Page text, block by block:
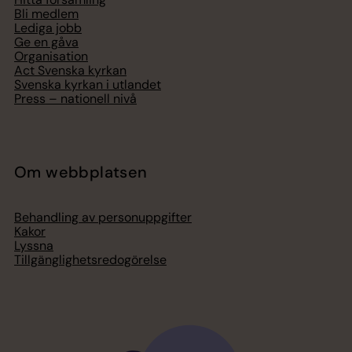
Bli medlem
Lediga jobb
Ge en gåva
Organisation
Act Svenska kyrkan
Svenska kyrkan i utlandet
Press – nationell nivå
Om webbplatsen
Behandling av personuppgifter
Kakor
Lyssna
Tillgänglighetsredogörelse